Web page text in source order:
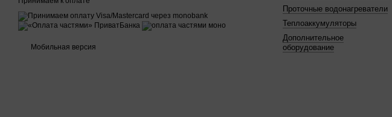
Мобильная версия
Проточные водонагреватели
Теплоаккумуляторы
Дополнительное
оборудование